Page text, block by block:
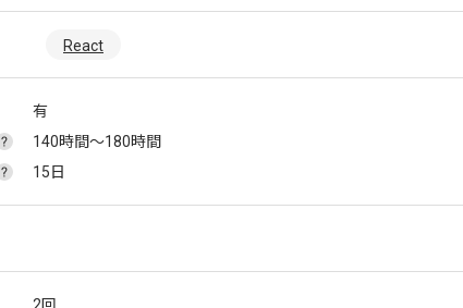
React
有
140時間〜180時間
15日